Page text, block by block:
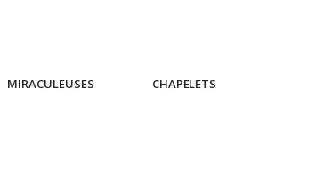
MIRACULEUSES CHAPELETS